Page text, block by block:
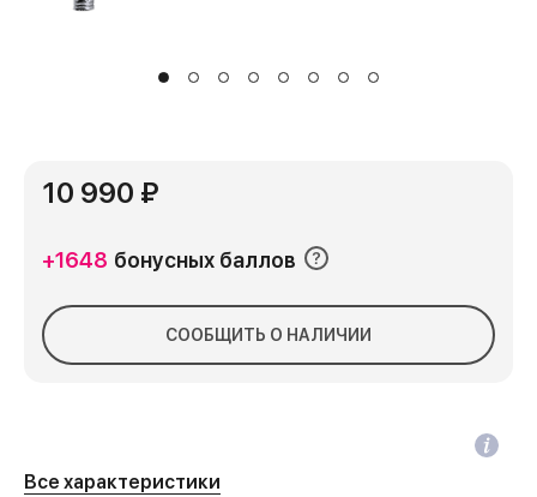
10 990 ₽
+1648 бонусных баллов
СООБЩИТЬ О НАЛИЧИИ
Все характеристики